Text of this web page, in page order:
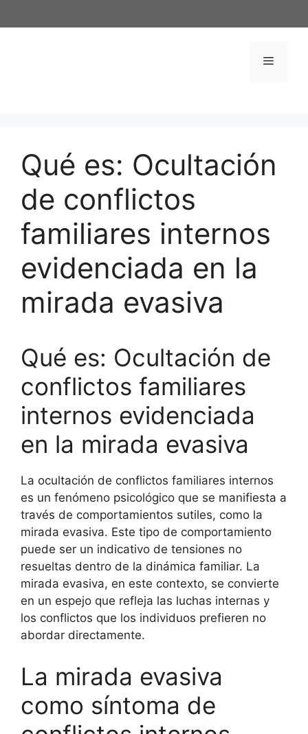
al
Menú
Qué es: Ocultación
de conflictos
familiares internos
evidenciada en la
mirada evasiva
Qué es: Ocultación de
conflictos familiares
internos evidenciada
en la mirada evasiva
La ocultación de conflictos familiares internos
es un fenómeno psicológico que se manifiesta a
través de comportamientos sutiles, como la
mirada evasiva. Este tipo de comportamiento
puede ser un indicativo de tensiones no
resueltas dentro de la dinámica familiar. La
mirada evasiva, en este contexto, se convierte
en un espejo que refleja las luchas internas y
los conflictos que los individuos prefieren no
abordar directamente.
La mirada evasiva
como síntoma de